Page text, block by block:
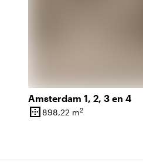
Amsterdam 1, 2, 3 en 4
border_outer
Oberfläche
898,22 m2